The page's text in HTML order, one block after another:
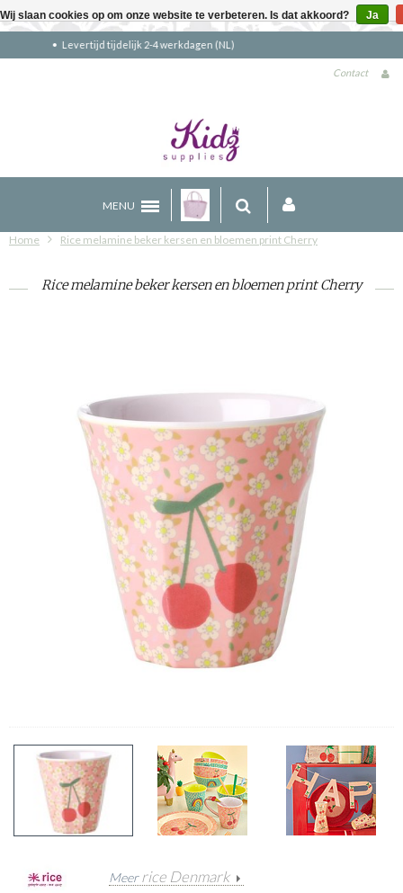
Gratis verzending boven €90 (NL)
Contact
MENU
Home Rice melamine beker kersen en bloemen print Cherry
Rice melamine beker kersen en bloemen print Cherry
Meerrice Denmark
Wij slaan cookies op om onze website te verbeteren. Is dat akkoord? Ja